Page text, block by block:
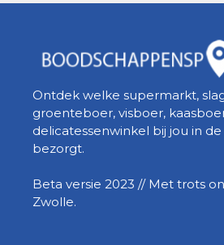
Ontdek welke supermarkt,
groenteboer, visboer,
delicatessenwinkel bij jou in
bezorgt.
Beta versie 2023 // Met trots
Zwolle.